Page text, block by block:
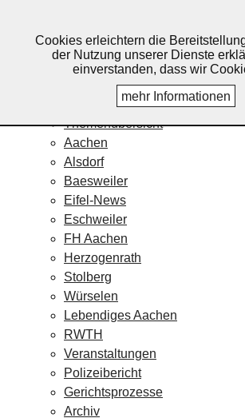
Home
Veranstaltungskalender
Themenübersicht
Aachen
Alsdorf
Baesweiler
Eifel-News
Eschweiler
FH Aachen
Herzogenrath
Stolberg
Würselen
Lebendiges Aachen
RWTH
Veranstaltungen
Polizeibericht
Gerichtsprozesse
Archiv
Cookies erleichtern die
der Nutzung unserer Dienste
einverstanden, dass wir
mehr Informationen